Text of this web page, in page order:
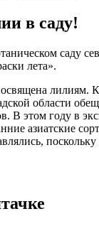
в саду!
саду
лета».
лилиям.
области
В этом году в
азиатские
поскольку